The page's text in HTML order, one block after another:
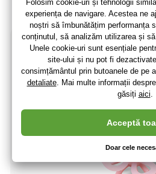
Momentan nu este disponibil(La